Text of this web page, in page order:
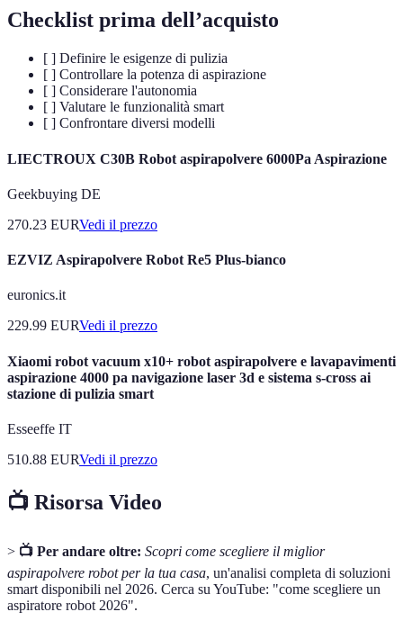
Checklist prima dell’acquisto
[ ] Definire le esigenze di pulizia
[ ] Controllare la potenza di aspirazione
[ ] Considerare l'autonomia
[ ] Valutare le funzionalità smart
[ ] Confrontare diversi modelli
LIECTROUX C30B Robot aspirapolvere 6000Pa Aspirazione
Geekbuying DE
270.23 EURVedi il prezzo
EZVIZ Aspirapolvere Robot Re5 Plus-bianco
euronics.it
229.99 EURVedi il prezzo
Xiaomi robot vacuum x10+ robot aspirapolvere e lavapavimenti
aspirazione 4000 pa navigazione laser 3d e sistema s-cross ai
stazione di pulizia smart
Esseeffe IT
510.88 EURVedi il prezzo
📺 Risorsa Video
> 📺 Per andare oltre: Scopri come scegliere il miglior
aspirapolvere robot per la tua casa, un'analisi completa di soluzioni
smart disponibili nel 2026. Cerca su YouTube: "come scegliere un
aspiratore robot 2026".